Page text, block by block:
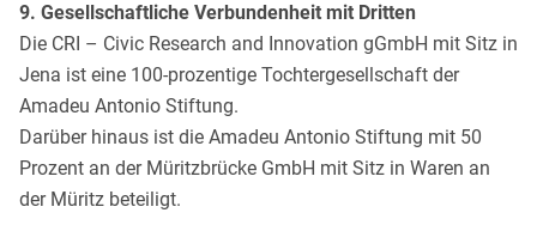
9. Gesellschaftliche Verbundenheit mit Dritten
Die CRI – Civic Research and Innovation gGmbH mit Sitz in
Jena ist eine 100-prozentige Tochtergesellschaft der
Amadeu Antonio Stiftung.
Darüber hinaus ist die Amadeu Antonio Stiftung mit 50
Prozent an der Müritzbrücke GmbH mit Sitz in Waren an
der Müritz beteiligt.